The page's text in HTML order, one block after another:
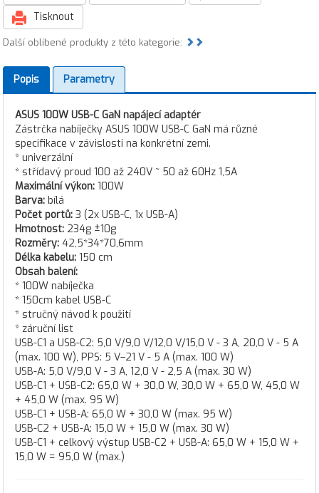
Tisknout
Další oblíbené produkty z této kategorie:
Popis Parametry
ASUS 100W USB-C GaN napájecí adaptér
Zástrčka nabíječky ASUS 100W USB-C GaN má různé
specifikace v závislosti na konkrétní zemi.
* univerzální
* střídavý proud 100 až 240V ~ 50 až 60Hz 1,5A
Maximální výkon: 100W
Barva: bílá
Počet portů: 3 (2x USB-C, 1x USB-A)
Hmotnost: 234g ±10g
Rozměry: 42,5*34*70,6mm
Délka kabelu: 150 cm
Obsah balení:
* 100W nabíječka
* 150cm kabel USB-C
* stručný návod k použití
* záruční list
USB-C1 a USB-C2: 5,0 V/9,0 V/12,0 V/15,0 V - 3 A, 20,0 V - 5 A
(max. 100 W), PPS: 5 V–21 V - 5 A (max. 100 W)
USB-A: 5,0 V/9,0 V - 3 A, 12,0 V - 2,5 A (max. 30 W)
USB-C1 + USB-C2: 65,0 W + 30,0 W, 30,0 W + 65,0 W, 45,0 W
+ 45,0 W (max. 95 W)
USB-C1 + USB-A: 65,0 W + 30,0 W (max. 95 W)
USB-C2 + USB-A: 15,0 W + 15,0 W (max. 30 W)
USB-C1 + celkový výstup USB-C2 + USB-A: 65,0 W + 15,0 W +
15,0 W = 95,0 W (max.)